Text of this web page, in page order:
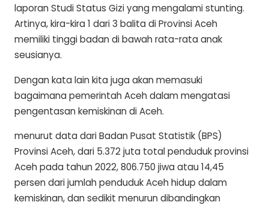
laporan Studi Status Gizi yang mengalami stunting.
Artinya, kira-kira 1 dari 3 balita di Provinsi Aceh
memiliki tinggi badan di bawah rata-rata anak
seusianya.
Dengan kata lain kita juga akan memasuki
bagaimana pemerintah Aceh dalam mengatasi
pengentasan kemiskinan di Aceh.
menurut data dari Badan Pusat Statistik (BPS)
Provinsi Aceh, dari 5.372 juta total penduduk provinsi
Aceh pada tahun 2022, 806.750 jiwa atau 14,45
persen dari jumlah penduduk Aceh hidup dalam
kemiskinan, dan sedikit menurun dibandingkan